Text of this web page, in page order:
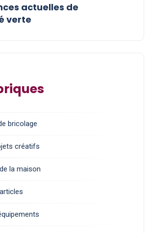
actuelles de
verte
bricolage
créatifs
la maison